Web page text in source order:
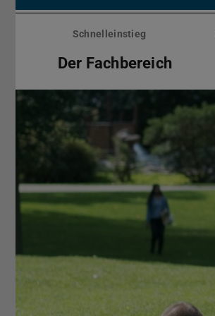
Menü
überspringenSchnelleinstieg
Der Fachbereich